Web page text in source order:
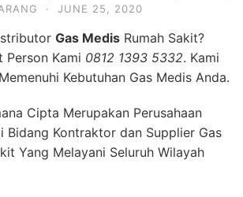
· JUNE 25, 2020
Gas Medis Rumah Sakit?
Person Kami 0812 1393 5332. Kami
Kebutuhan Gas Medis Anda.
Cipta Merupakan Perusahaan
Bidang Kontraktor dan Supplier Gas
Yang Melayani Seluruh Wilayah